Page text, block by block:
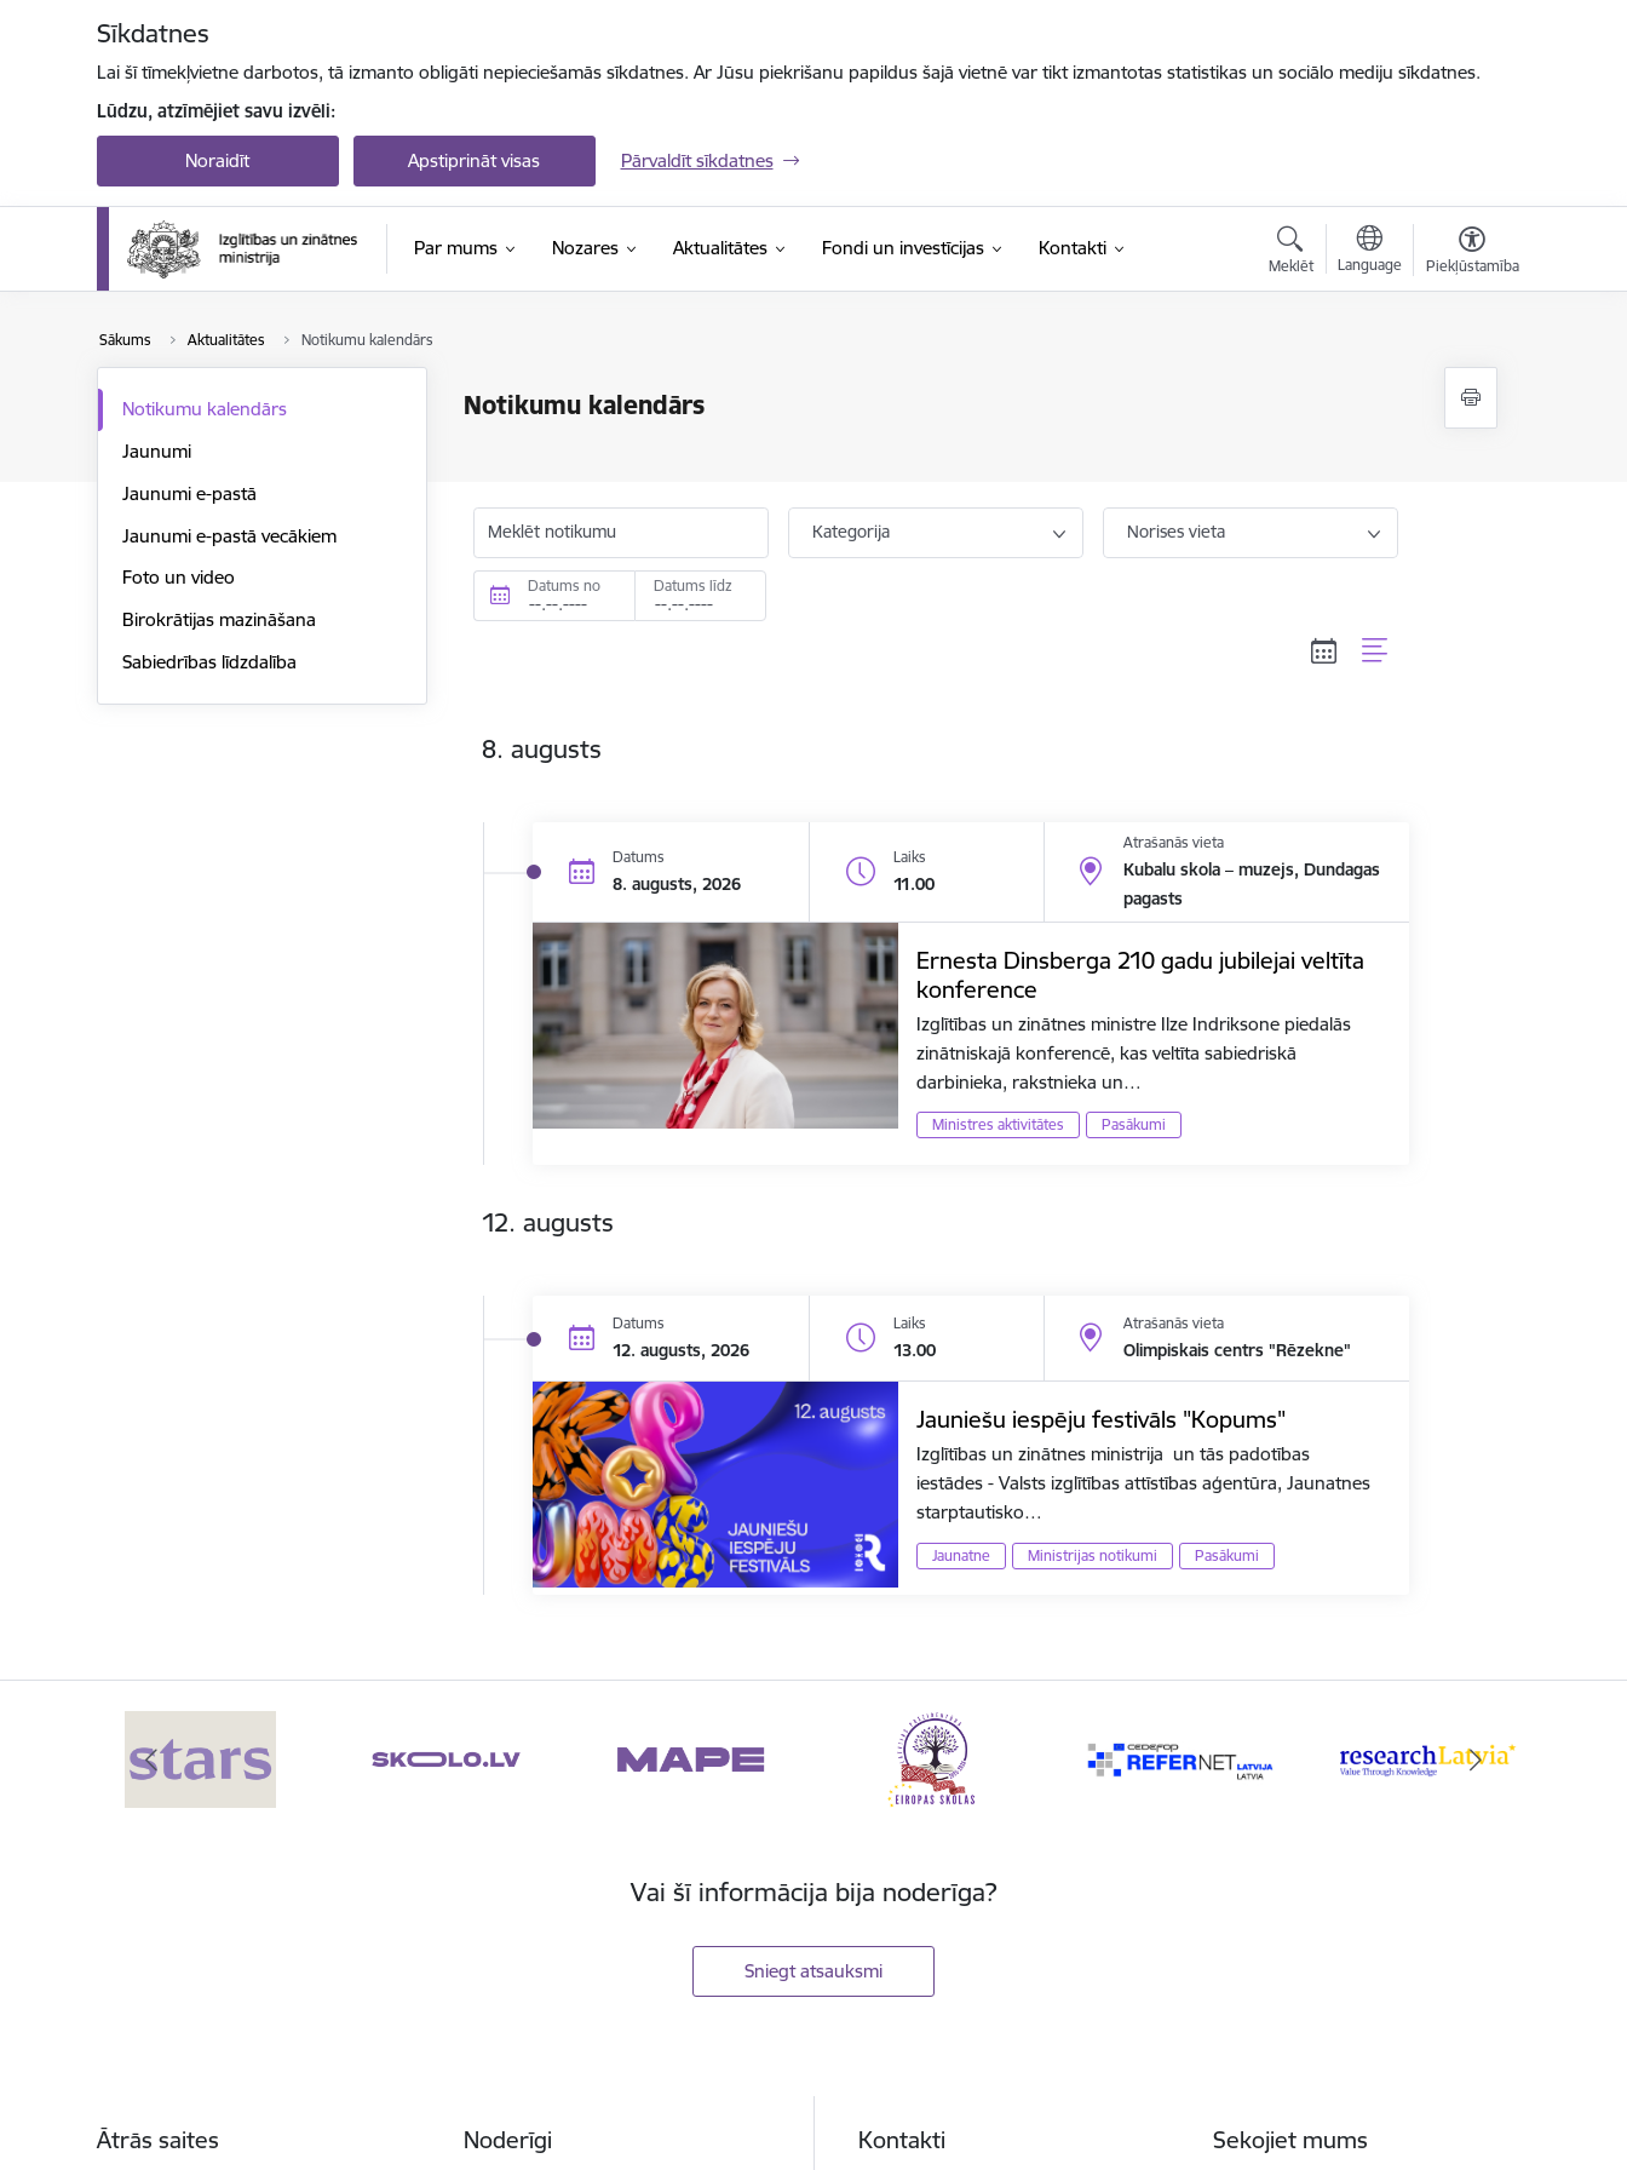
Sīkdatnes
Lai šī tīmekļvietne darbotos, tā izmanto obligāti nepieciešamās sīkdatnes. Ar Jūsu piekrišanu papildus šajā vietnē var tikt izmantotas statistikas un sociālo mediju sīkdatnes.
Lūdzu, atzīmējiet savu izvēli:
Noraidīt Apstiprināt visas Pārvaldīt sīkdatnes
Par mums Nozares Aktualitātes Fondi un investīcijas Kontakti
Meklēt Language Piekļūstamība
Sākums Aktualitātes Notikumu kalendārs
Notikumu kalendārs
Notikumu kalendārs
Jaunumi
Jaunumi e-pastā
Jaunumi e-pastā vecākiem
Foto un video
Birokrātijas mazināšana
Sabiedrības līdzdalība
Meklēt notikumu Kategorija Norises vieta
Datums no Datums līdz
8. augusts
Datums
8. augusts, 2026
Laiks
11.00
Atrašanās vieta
Kubalu skola – muzejs, Dundagas
pagasts
Ernesta Dinsberga 210 gadu jubilejai veltīta
konference
Izglītības un zinātnes ministre Ilze Indriksone piedalās
zinātniskajā konferencē, kas veltīta sabiedriskā
darbinieka, rakstnieka un…
Ministres aktivitātes Pasākumi
12. augusts
Datums
12. augusts, 2026
Laiks
13.00
Atrašanās vieta
Olimpiskais centrs "Rēzekne"
Jauniešu iespēju festivāls "Kopums"
Izglītības un zinātnes ministrija un tās padotības
iestādes - Valsts izglītības attīstības aģentūra, Jaunatnes
starptautisko…
Jaunatne Ministrijas notikumi Pasākumi
Vai šī informācija bija noderīga?
Sniegt atsauksmi
Ātrās saites Noderīgi Kontakti Sekojiet mums